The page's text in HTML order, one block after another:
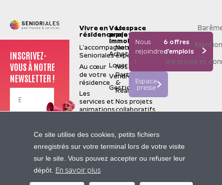
INSCRIVEZ-
VOUS À NOTRE
NEWSLETTER !
Je m'inscris
Contactez-nous
Vivre en
résidence
L’accompagnement
Senioriales
Au cœur
de votre
résidence
Les
services et
animations
nous ?
Construire
Vos
projets
immobiliers
Acheter
Louer
Vendre
Gestion
L'espace
pro
Notre
expertise
Nos
Partenaires
&
Réalisations
Nos projets
collaboratifs
de terrain
Nos
sites
Pierre
Nous
rejoindre
:
6 offres
d'emplois
Espace
presse
Vie privée et
Ce site utilise des cookies, petits fichiers
enregistrés sur votre terminal lors de votre visite
sur le site. Vous pouvez accepter ou refuser leur
dépôt. En savoir plus